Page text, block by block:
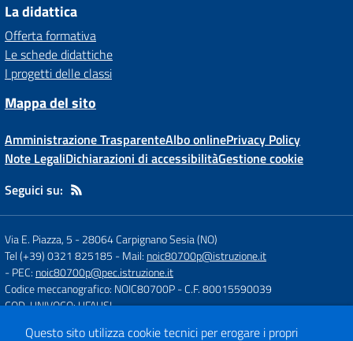
La didattica
Offerta formativa
Le schede didattiche
I progetti delle classi
Mappa del sito
Amministrazione TrasparenteAlbo onlinePrivacy Policy
Note LegaliDichiarazioni di accessibilitàGestione cookie
Seguici su:
Via E. Piazza, 5 -28064 Carpignano Sesia (NO)
Tel (+39) 0321 825185 - Mail: noic80700p@istruzione.it
- PEC: noic80700p@pec.istruzione.it
Codice meccanografico: NOIC80700P- C.F. 80015590039
COD. UNIVOCO: UFAUSI
Questo sito utilizza cookie tecnici per erogare i propri